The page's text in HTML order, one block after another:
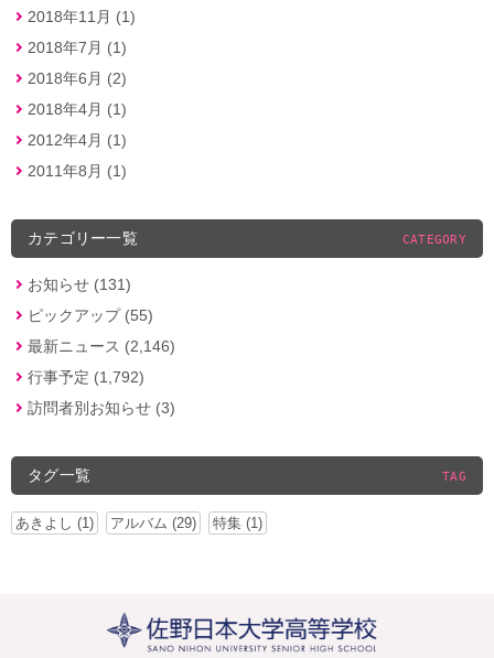
2018年11月 (1)
2018年7月 (1)
2018年6月 (2)
2018年4月 (1)
2012年4月 (1)
2011年8月 (1)
カテゴリー一覧 CATEGORY
お知らせ (131)
ピックアップ (55)
最新ニュース (2,146)
行事予定 (1,792)
訪問者別お知らせ (3)
タグ一覧 TAG
あきよし (1) アルバム (29) 特集 (1)